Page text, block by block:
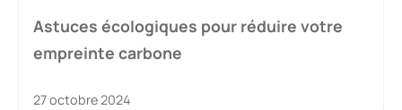
Astuces écologiques pour réduire votre
empreinte carbone
27 octobre 2024